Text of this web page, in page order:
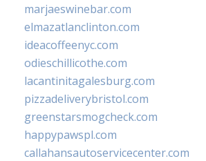
marjaeswinebar.com
elmazatlanclinton.com
ideacoffeenyc.com
odieschillicothe.com
lacantinitagalesburg.com
pizzadeliverybristol.com
greenstarsmogcheck.com
happypawspl.com
callahansautoservicecenter.com